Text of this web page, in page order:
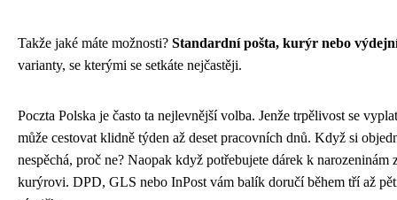
Takže jaké máte možnosti? Standardní pošta, kurýr nebo
varianty, se kterými se setkáte nejčastěji.
Poczta Polska je často ta nejlevnější volba. Jenže trpělivost se
může cestovat klidně týden až deset pracovních dnů. Když si
nespěchá, proč ne? Naopak když potřebujete dárek k narozeninám
kurýrovi. DPD, GLS nebo InPost vám balík doručí během tří až